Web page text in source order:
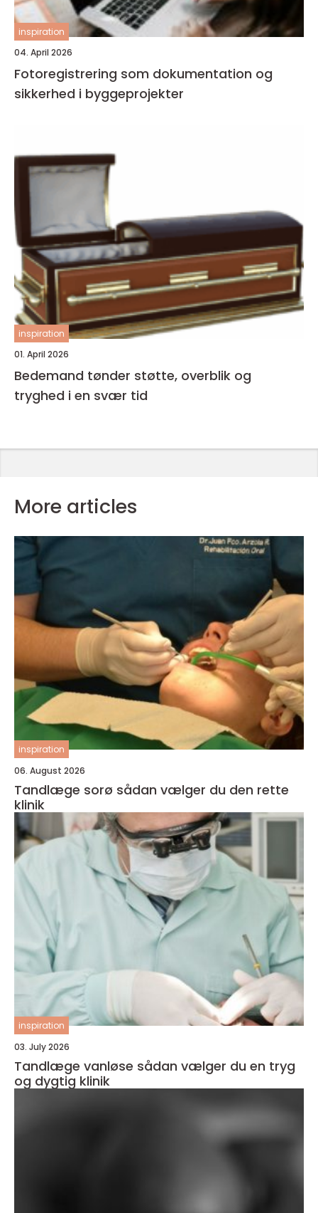
inspiration
04. April 2026
Fotoregistrering som dokumentation og
sikkerhed i byggeprojekter
inspiration
01. April 2026
Bedemand tønder støtte, overblik og
tryghed i en svær tid
More articles
inspiration
06. August 2026
Tandlæge sorø sådan vælger du den rette
klinik
inspiration
03. July 2026
Tandlæge vanløse sådan vælger du en tryg
og dygtig klinik